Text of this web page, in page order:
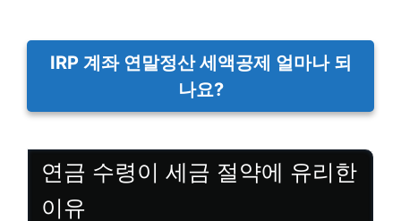
IRP 계좌 연말정산 세액공제 얼마나 되
나요?
연금 수령이 세금 절약에 유리한
이유